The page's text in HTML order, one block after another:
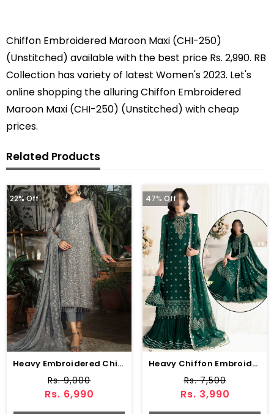
Chiffon Embroidered Maroon Maxi (CHI-250)
(Unstitched) available with the best price Rs. 2,990. RB
Collection has variety of latest Women's 2023. Let's
online shopping the alluring Chiffon Embroidered
Maroon Maxi (CHI-250) (Unstitched) with cheap
prices.
Related Products
22% Off
Heavy Embroidered Chiffon Purple Suit With Embroidered Chiffon Dupatta (Unstitched) (CHI-1104)
Rs. 9,000
Rs. 6,990
47% Off
Heavy Chiffon Embroidered Dress With 4 Side Embroidered Dupatta (Unstitched) (CHI-946)
Rs. 7,500
Rs. 3,990